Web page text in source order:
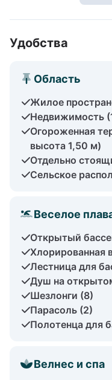
Удобства
Область
Жилое
Недвижимость
Огороженная
высота 1,50 м)
Отдельно
Сельское
Веселое
Открытый
Хлорированная
Лестница для
Душ на
Шезлонги (8)
Парасоль (2)
Полотенца для
Велнес и спа